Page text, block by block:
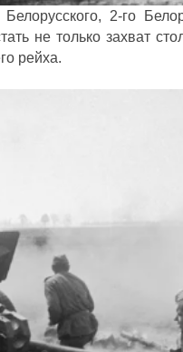
2-го
не только захват
рейха.